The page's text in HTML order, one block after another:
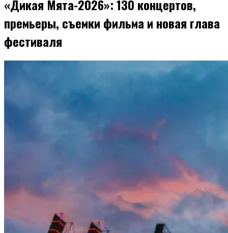
«Дикая Мята-2026»: 130 концертов,
премьеры, съемки фильма и новая глава
фестиваля